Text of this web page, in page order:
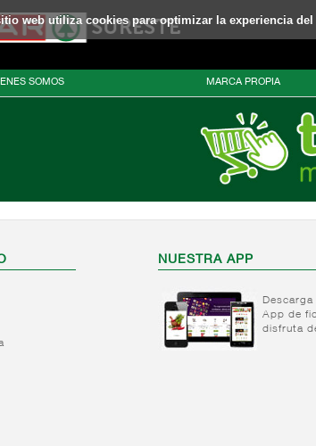
web utiliza cookies para optimizar la experiencia
SOMOS MARCA PROPIA
NUESTRA APP
App de
disfruta